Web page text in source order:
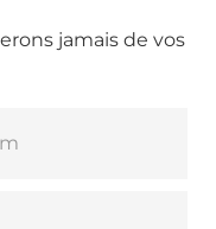
jamais de vos